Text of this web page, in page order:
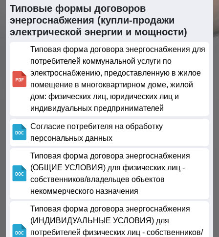
Типовые формы договоров
энергоснабжения (купли-продажи
электрической энергии и мощности)
Типовая форма договора энергоснабжения для
потребителей коммунальной услуги по
электроснабжению, предоставленную в жилое
помещение в многоквартирном доме, жилой
дом: физических лиц, юридических лиц и
индивидуальных предпринимателей
Согласие потребителя на обработку
персональных данных
Типовая форма договора энергоснабжения
(ОБЩИЕ УСЛОВИЯ) для физических лиц -
собственников/владельцев объектов
некоммерческого назначения
Типовая форма договора энергоснабжения
(ИНДИВИДУАЛЬНЫЕ УСЛОВИЯ) для
потребителей физических лиц - собственников/